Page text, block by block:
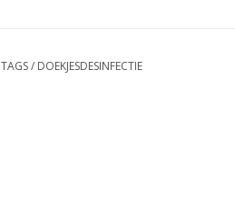
TAGS/ DOEKJESDESINFECTIE